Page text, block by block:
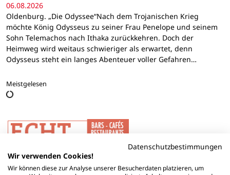
06.08.2026
Oldenburg. „Die Odyssee“Nach dem Trojanischen Krieg
möchte König Odysseus zu seiner Frau Penelope und seinem
Sohn Telemachos nach Ithaka zurückkehren. Doch der
Heimweg wird weitaus schwieriger als erwartet, denn
Odysseus steht ein langes Abenteuer voller Gefahren…
Meistgelesen
Datenschutzbestimmungen
Wir verwenden Cookies!
Wir können diese zur Analyse unserer Besucherdaten platzieren, um